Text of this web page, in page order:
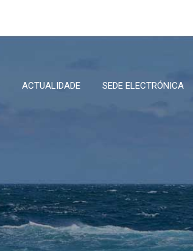
ACTUALIDADE SEDE ELECTRÓNICA